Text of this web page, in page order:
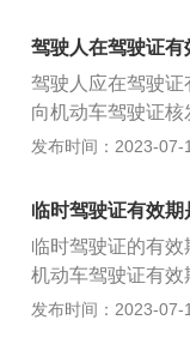
防伪技术，真实
国家公安交通管
便。
驾驶人在驾驶证
驾驶人应在驾驶
向机动车驾驶证
带好相关材料证
效期满前九十日
证。提交以下证
部队团级以上医
发布时间：2023-07-
临时驾驶证有效
临时驾驶证的有
机动车驾驶证有
年，可以通过到
发布时间：2023-07-